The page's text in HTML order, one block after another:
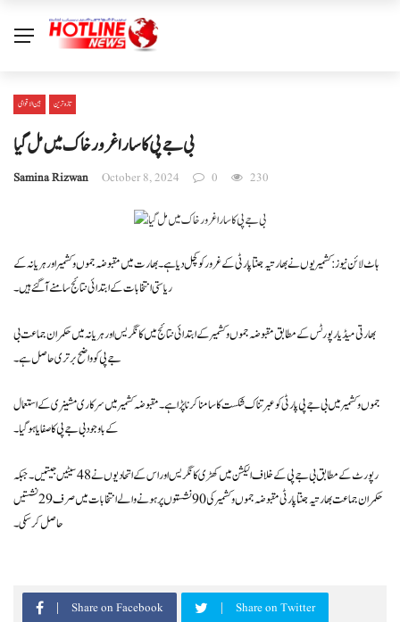
بین الا قوامی تازہ ترین
بی جے پی کاسارا غرورخاک میں مل گیا
Samina Rizwan October 8, 2024 0 230
ہاٹ لائن نیوز : کشمیریوں نے بھارتیہ جنتا پارٹی کے غرور کو کچل دیا ہے۔ بھارت میں مقبوضہ جموں و کشمیر اور ہریانہ کے
ریاستی انتخابات کے ابتدائی نتائج سامنے آ گئے ہیں۔
بھارتی میڈیا رپورٹس کے مطابق مقبوضہ جموں و کشمیر کے ابتدائی نتائج میں کانگریس اور ہریانہ میں حکمران جماعت بی
جے پی کو واضح برتری حاصل ہے۔
جموں و کشمیر میں بی جے پی پارٹی کو عبرتناک شکست کا سامنا کرنا پڑا ہے۔ مقبوضہ کشمیر میں سرکاری مشینری کے استعمال
کے باوجود بی جے پی کا صفایا ہو گیا۔
رپورٹ کے مطابق بی جے پی کے خلاف الیکشن میں کھڑی کانگریس اور اس کے اتحادیوں نے 48 سیٹیں جیتیں۔ جبکہ
حکمران جماعت بھارتیہ جنتا پارٹی مقبوضہ جموں و کشمیر کی 90 نشستوں پر ہونے والے انتخابات میں صرف 29 نشستیں
حاصل کر سکی۔
Share on Facebook Share on Twitter